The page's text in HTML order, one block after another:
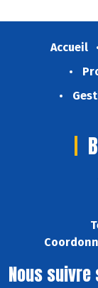
Accueil
Nous suivre